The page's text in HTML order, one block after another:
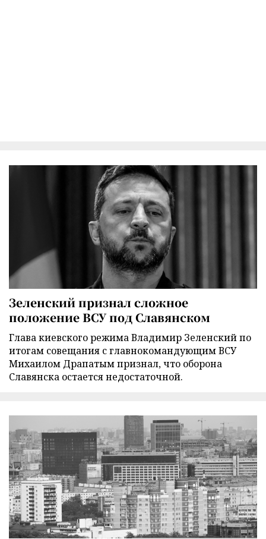
Зеленский признал сложное
положение ВСУ под Славянском
Глава киевского режима Владимир Зеленский по
итогам совещания с главнокомандующим ВСУ
Михаилом Драпатым признал, что оборона
Славянска остается недостаточной.